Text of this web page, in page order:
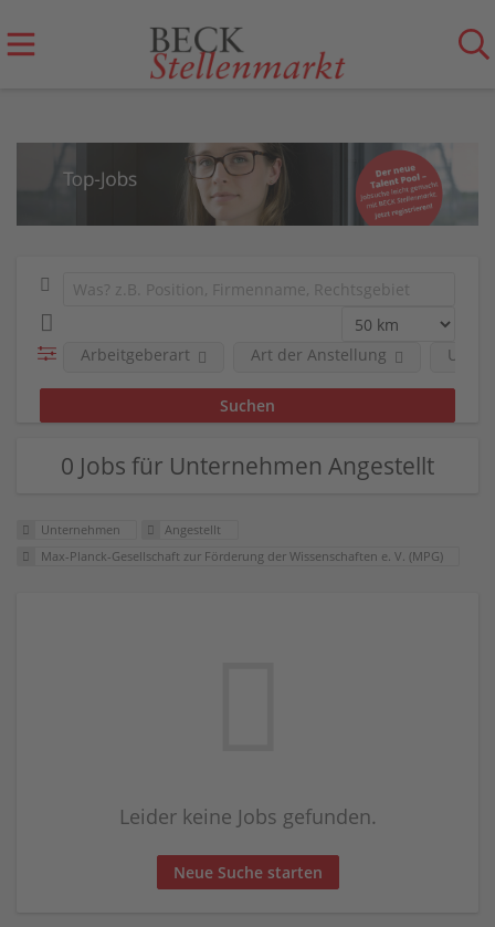
Arbeitgeberart Art der Anstellung
0 Jobs für Unternehmen Angestellt
Unternehmen
Angestellt
Max-Planck-Gesell­schaft zur Förderung der Wissenschaften e. V. (MPG)
Leider keine Jobs gefunden.
Neue Suche starten